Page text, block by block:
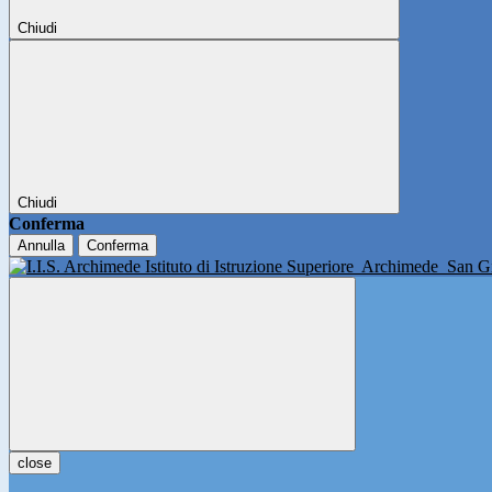
Chiudi
Chiudi
Conferma
Annulla Conferma
Istituto di Istruzione Superiore Archimede San
close